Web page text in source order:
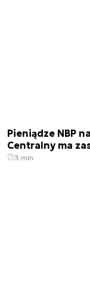
Pieniądze NBP
Centralny ma
3 min.